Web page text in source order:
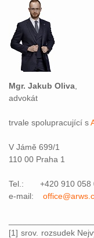
Mgr. Jakub Oliva
advokát
trvale spolupracující s
V Jámě 699/1
110 00 Praha 1
Tel.: +420 910 058
e-mail:
[1] srov. rozsudek